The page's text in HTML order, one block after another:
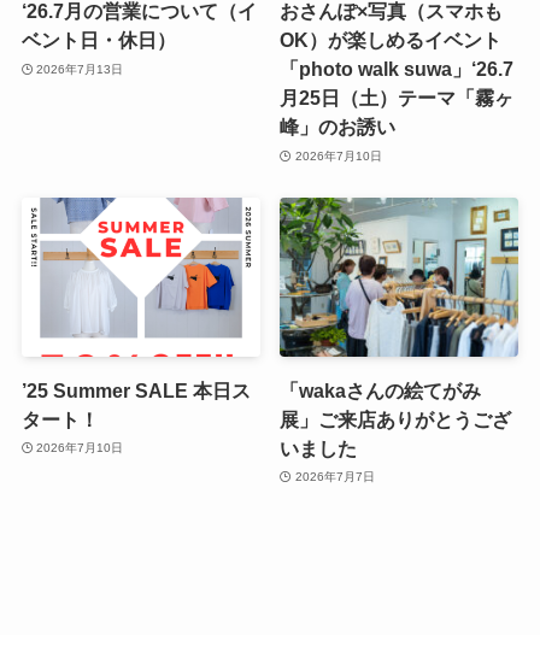
‘26.7月の営業について（イ
ベント日・休日）
2026年7月13日
おさんぽ×写真（スマホも
OK）が楽しめるイベント
「photo walk suwa」‘26.7
月25日（土）テーマ「霧ヶ
峰」のお誘い
2026年7月10日
’25 Summer SALE 本日ス
タート！
2026年7月10日
「wakaさんの絵てがみ
展」ご来店ありがとうござ
いました
2026年7月7日